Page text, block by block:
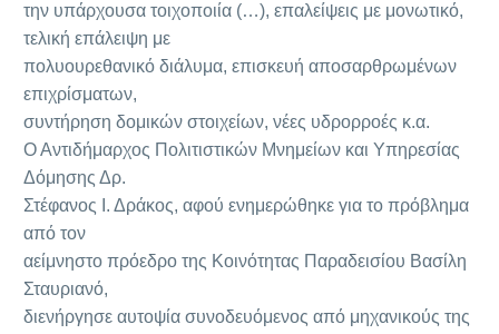
την υπάρχουσα τοιχοποιία (…), επαλείψεις με μονωτικό,
τελική επάλειψη με
πολυουρεθανικό διάλυμα, επισκευή αποσαρθρωμένων
επιχρίσματων,
συντήρηση δομικών στοιχείων, νέες υδρορροές κ.α.
Ο Αντιδήμαρχος Πολιτιστικών Μνημείων και Υπηρεσίας
Δόμησης Δρ.
Στέφανος Ι. Δράκος, αφού ενημερώθηκε για το πρόβλημα
από τον
αείμνηστο πρόεδρο της Κοινότητας Παραδεισίου Βασίλη
Σταυριανό,
διενήργησε αυτοψία συνοδευόμενος από μηχανικούς της